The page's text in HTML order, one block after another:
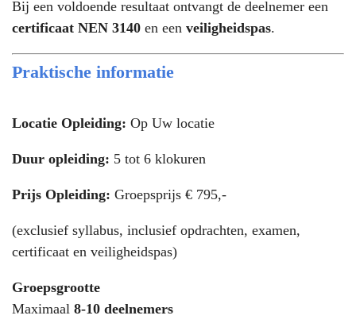
Bij een voldoende resultaat ontvangt de deelnemer een
certificaat NEN 3140 en een veiligheidspas.
Praktische informatie
Locatie Opleiding: Op Uw locatie
Duur opleiding: 5 tot 6 klokuren
Prijs Opleiding: Groepsprijs € 795,-
(exclusief syllabus, inclusief opdrachten, examen,
certificaat en veiligheidspas)
Groepsgrootte
Maximaal 8-10 deelnemers